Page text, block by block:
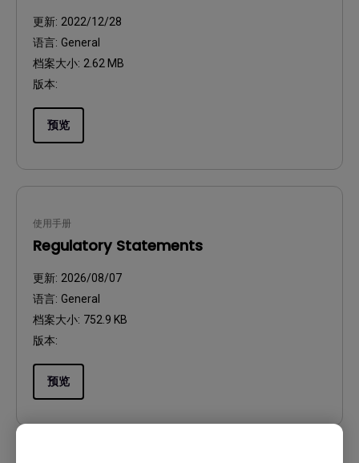
更新: 2022/12/28
语言: General
档案大小: 2.62 MB
版本:
预览
使用手册
Regulatory Statements
更新: 2026/08/07
语言: General
档案大小: 752.9 KB
版本:
预览